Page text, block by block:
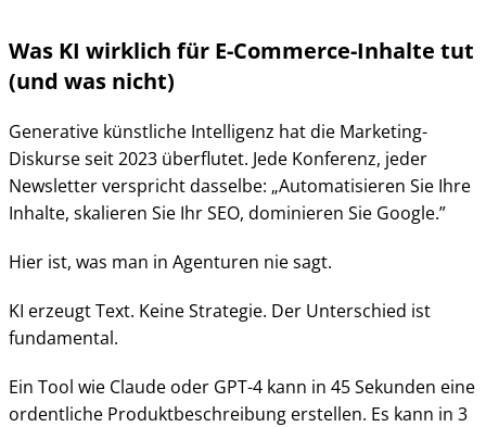
Was KI wirklich für E-Commerce-Inhalte tut
(und was nicht)
Generative künstliche Intelligenz hat die Marketing-
Diskurse seit 2023 überflutet. Jede Konferenz, jeder
Newsletter verspricht dasselbe: „Automatisieren Sie Ihre
Inhalte, skalieren Sie Ihr SEO, dominieren Sie Google.”
Hier ist, was man in Agenturen nie sagt.
KI erzeugt Text. Keine Strategie. Der Unterschied ist
fundamental.
Ein Tool wie Claude oder GPT-4 kann in 45 Sekunden eine
ordentliche Produktbeschreibung erstellen. Es kann in 3